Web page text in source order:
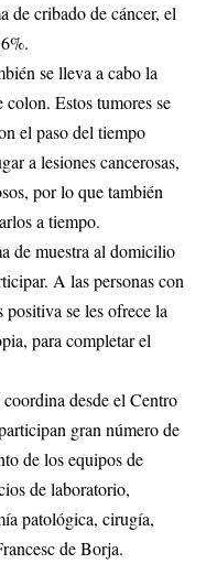
de cribado de cáncer, el
se lleva a cabo la
Estos tumores se
el paso del tiempo
a lesiones cancerosas,
por lo que también
a tiempo.
de muestra al domicilio
A las personas con
positiva se les ofrece la
para completar el
desde el Centro
gran número de
de los equipos de
de laboratorio,
patológica, cirugía,
de Borja.